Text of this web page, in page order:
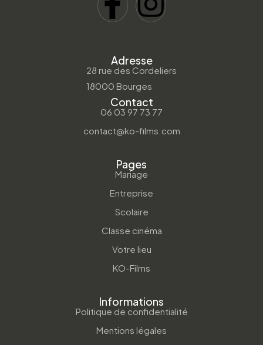
Adresse
28 rue des Cordeliers
18000 Bourges
Contact
06 03 97 73 77
contact@ko-films.com
Pages
Mariage
Entreprise
Scolaire
Classe cinéma
Votre lieu
KO-Films
Informations
Politique de confidentialité
Mentions légales